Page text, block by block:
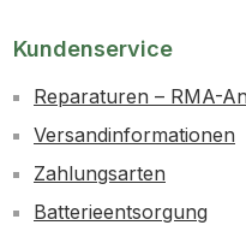
Kundenservice
Reparaturen – RMA-
Versandinformationen
Zahlungsarten
Batterieentsorgung